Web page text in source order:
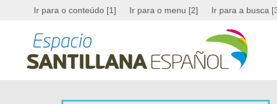
Ir para o conteúdo [1] Ir para o menu [2] Ir para a busca